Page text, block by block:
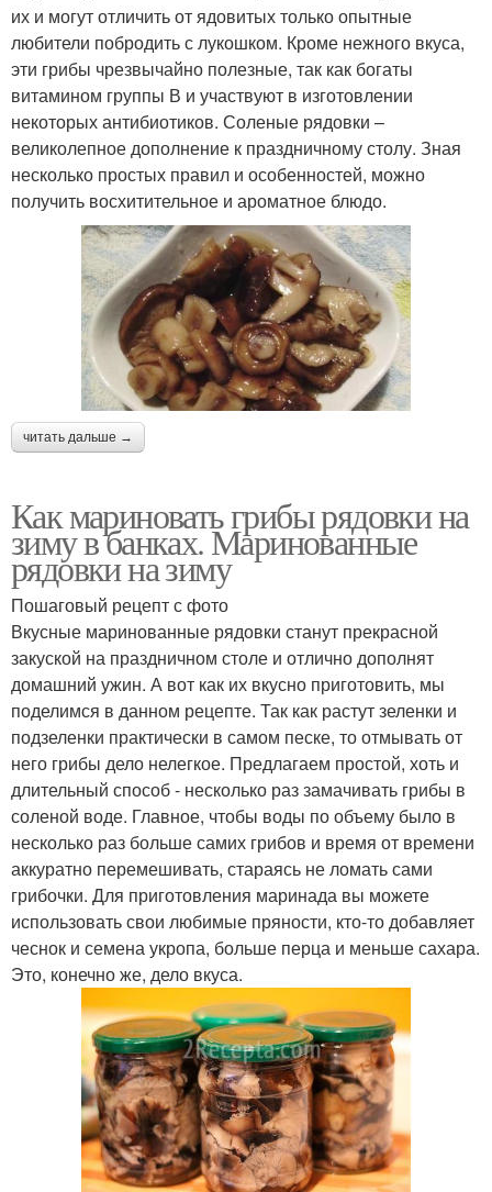
их и могут отличить от ядовитых только опытные
любители побродить с лукошком. Кроме нежного вкуса,
эти грибы чрезвычайно полезные, так как богаты
витамином группы В и участвуют в изготовлении
некоторых антибиотиков. Соленые рядовки –
великолепное дополнение к праздничному столу. Зная
несколько простых правил и особенностей, можно
получить восхитительное и ароматное блюдо.
читать дальше →
Как мариновать грибы рядовки на
зиму в банках. Маринованные
рядовки на зиму
Пошаговый рецепт с фото
Вкусные маринованные рядовки станут прекрасной
закуской на праздничном столе и отлично дополнят
домашний ужин. А вот как их вкусно приготовить, мы
поделимся в данном рецепте. Так как растут зеленки и
подзеленки практически в самом песке, то отмывать от
него грибы дело нелегкое. Предлагаем простой, хоть и
длительный способ - несколько раз замачивать грибы в
соленой воде. Главное, чтобы воды по объему было в
несколько раз больше самих грибов и время от времени
аккуратно перемешивать, стараясь не ломать сами
грибочки. Для приготовления маринада вы можете
использовать свои любимые пряности, кто-то добавляет
чеснок и семена укропа, больше перца и меньше сахара.
Это, конечно же, дело вкуса.